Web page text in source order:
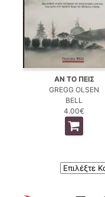
ΑΝ ΤΟ ΠΕΙΣ
GREGG OLSEN
BELL
4.00€